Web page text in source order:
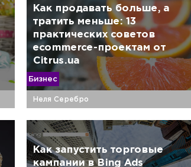
Как продавать больше, а
тратить меньше: 13
практических советов
ecommerce-проектам от
Citrus.ua
Бизнес
Неля Серебро
Как запустить торговые
кампании в Bing Ads